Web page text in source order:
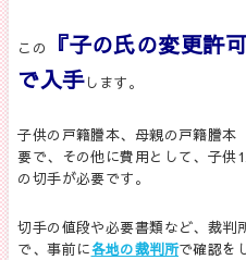
この
『子の氏の変更許
で入手します。
子供の戸籍謄本、母親の戸籍謄
要で、その他に費用として、子供1
の切手が必要です。
切手の値段や必要書類など、裁判
で、事前に各地の裁判所で確認を